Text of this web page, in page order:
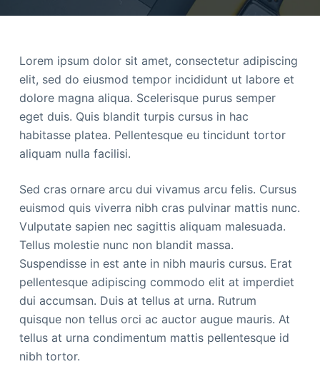
Lorem ipsum dolor sit amet, consectetur adipiscing
elit, sed do eiusmod tempor incididunt ut labore et
dolore magna aliqua. Scelerisque purus semper
eget duis. Quis blandit turpis cursus in hac
habitasse platea. Pellentesque eu tincidunt tortor
aliquam nulla facilisi.
Sed cras ornare arcu dui vivamus arcu felis. Cursus
euismod quis viverra nibh cras pulvinar mattis nunc.
Vulputate sapien nec sagittis aliquam malesuada.
Tellus molestie nunc non blandit massa.
Suspendisse in est ante in nibh mauris cursus. Erat
pellentesque adipiscing commodo elit at imperdiet
dui accumsan. Duis at tellus at urna. Rutrum
quisque non tellus orci ac auctor augue mauris. At
tellus at urna condimentum mattis pellentesque id
nibh tortor.